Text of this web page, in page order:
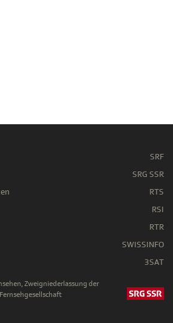
SRF
SRG SSR
RTS
RSI
RTR
SWISSINFO
3SAT
Zweigniederlassung der